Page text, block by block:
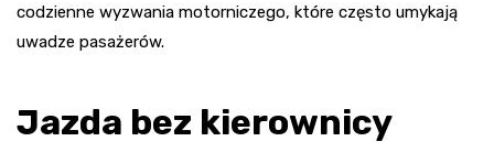
codzienne wyzwania motorniczego, które często umykają
uwadze pasażerów.
Jazda bez kierownicy